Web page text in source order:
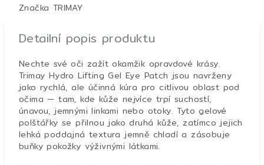
Značka TRIMAY
Detailní popis produktu
Nechte své oči zažít okamžik opravdové krásy.
Trimay Hydro Lifting Gel Eye Patch jsou navrženy
jako rychlá, ale účinná kúra pro citlivou oblast pod
očima — tam, kde kůže nejvíce trpí suchostí,
únavou, jemnými linkami nebo otoky. Tyto gelové
polštářky se přilnou jako druhá kůže, zatímco jejich
lehká poddajná textura jemně chladí a zásobuje
buňky pokožky výživnými látkami.